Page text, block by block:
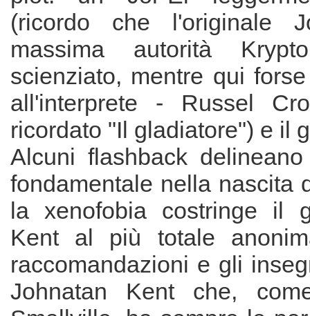
(ricordo che l'originale
massima autorità
scienziato, mentre qui
all'interprete - Russel
ricordato "Il gladiatore") e il
Alcuni flashback
fondamentale nella nascita
la xenofobia costringe il
Kent al più totale
raccomandazioni e gli
Johnatan Kent che,